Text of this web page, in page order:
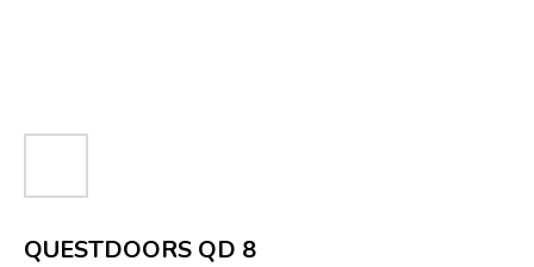
QUESTDOORS QD 8